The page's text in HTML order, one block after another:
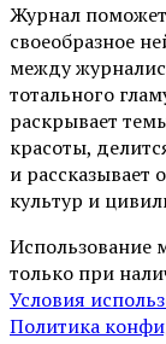
Журнал
своеобразное
между
тотального
раскрывает
красоты,
и рассказывает
культур и
Использование
только при
Условия
Политика